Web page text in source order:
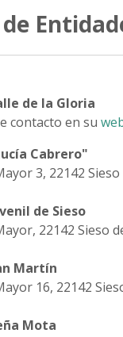
de la Gloria
contacto en su
Cabrero"
3, 22142 Sieso
de Sieso
22142 Sieso
Martín
16, 22142
Mota